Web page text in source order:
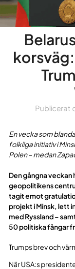
Publicerat
En vecka som
folkliga initiativ i
Polen – medan
Den gångna veckan
geopolitikens
tagit emot
projekt i Minsk, lett
med Ryssland –
50 politiska fångar
Trumps brev och
När USA:s